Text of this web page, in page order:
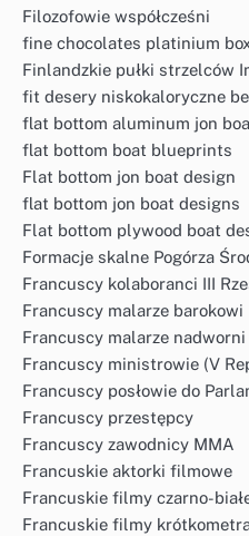
Filozofowie współcześni
fine chocolates platinium
Finlandzkie pułki strzelców
fit desery niskokaloryczne
flat bottom aluminum jon
flat bottom boat blueprints
Flat bottom jon boat design
flat bottom jon boat designs
Flat bottom plywood boat
Formacje skalne Pogórza
Francuscy kolaboranci III
Francuscy malarze barokowi
Francuscy malarze nadworni
Francuscy ministrowie (V
Francuscy posłowie do
Francuscy przestępcy
Francuscy zawodnicy MMA
Francuskie aktorki filmowe
Francuskie filmy czarno-
Francuskie filmy